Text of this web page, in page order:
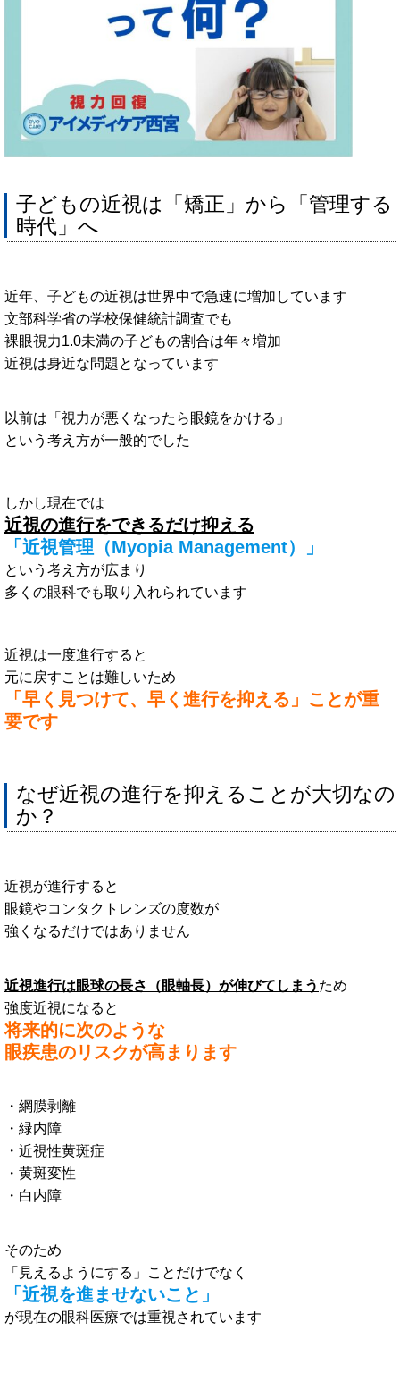
子どもの近視は「矯正」から「管理する
時代」へ
近年、子どもの近視は世界中で急速に増加しています
文部科学省の学校保健統計調査でも
裸眼視力1.0未満の子どもの割合は年々増加
近視は身近な問題となっています
以前は「視力が悪くなったら眼鏡をかける」
という考え方が一般的でした
しかし現在では
近視の進行をできるだけ抑える
「近視管理（Myopia Management）」
という考え方が広まり
多くの眼科でも取り入れられています
近視は一度進行すると
元に戻すことは難しいため
「早く見つけて、早く進行を抑える」ことが重
要です
なぜ近視の進行を抑えることが大切なの
か？
近視が進行すると
眼鏡やコンタクトレンズの度数が
強くなるだけではありません
近視進行は眼球の長さ（眼軸長）が伸びてしまう ため
強度近視になると
将来的に次のような
眼疾患のリスクが高まります
・網膜剥離
・緑内障
・近視性黄斑症
・黄斑変性
・白内障
そのため
「見えるようにする」ことだけでなく
「近視を進ませないこと」
が現在の眼科医療では重視されています